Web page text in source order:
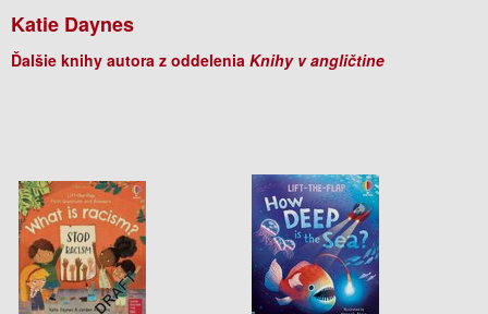
Katie Daynes
Ďalšie knihy autora z oddelenia Knihy v angličtine